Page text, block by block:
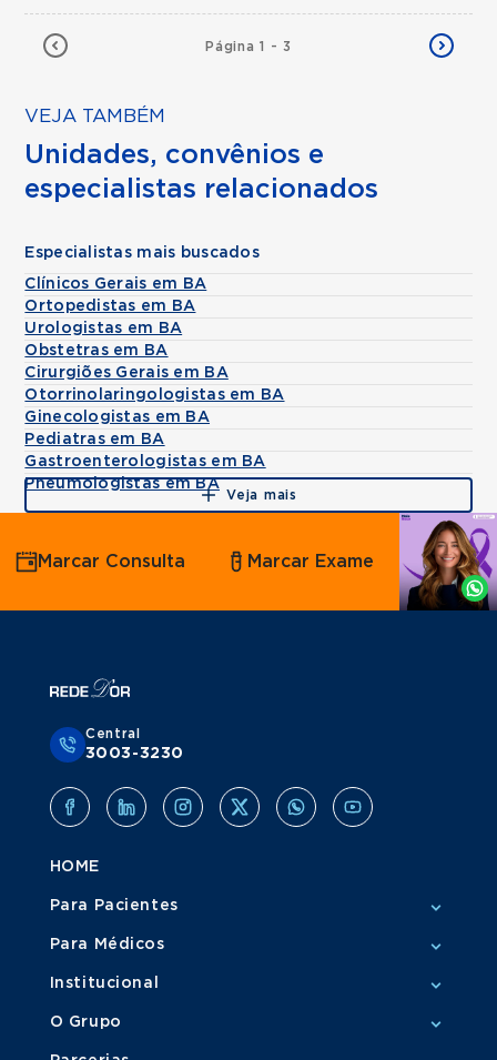
Página 1 - 3
VEJA TAMBÉM
Unidades, convênios e
especialistas relacionados
Especialistas mais buscados
Clínicos Gerais em BA
Ortopedistas em BA
Urologistas em BA
Obstetras em BA
Cirurgiões Gerais em BA
Otorrinolaringologistas em BA
Ginecologistas em BA
Pediatras em BA
Gastroenterologistas em BA
Pneumologistas em BA
Veja mais
Agende
por
Whatsapp
Marcar Consulta Marcar Exame
Central
3003-3230
HOME
Para Pacientes
Para Médicos
Institucional
O Grupo